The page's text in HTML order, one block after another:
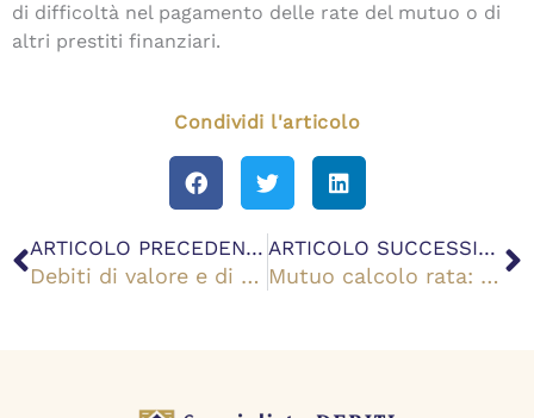
di difficoltà nel pagamento delle rate del mutuo o di
altri prestiti finanziari.
Condividi l'articolo
Precedente ARTICOLO PRECEDENTE
Debiti di valore e di valuta: cosa sono e come estinguerli
ARTICOLO SUCCESSIVO
Mutuo calcolo rata: cosa serve e come farlo